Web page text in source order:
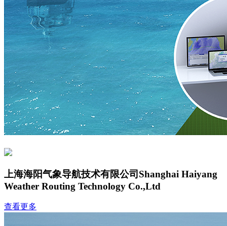
上海海阳气象导航技术有限公司 Shanghai Haiyang
Weather Routing Technology Co.,Ltd
查看更多